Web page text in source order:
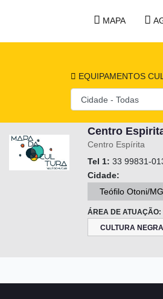
MAPA
EQUIPAMENTOS
Centro
Centro Espírita
Tel 1: 33 99831-
Cidade:
Teófilo Otoni/MG
ÁREA DE ATUAÇÃO:
CULTURA NEGRA